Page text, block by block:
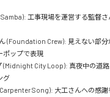
工事現場を運営する監督
(Foundation Crew): 見えない部
ポップで表現
(Midnight City Loop): 真夜中の道
グ
Song): 大工さんへの感